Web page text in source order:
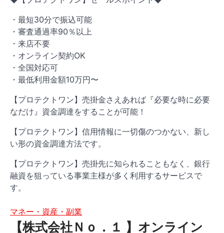
・最短30分で振込可能
・審査通過率90％以上
・来店不要
・オンライン契約OK
・全国対応可
・最低利用金額10万円〜
【プロテクトワン】売掛金さえあれば『必要な時に必要
なだけ』資金調達をすることが可能！
【プロテクトワン】信用情報に一切傷のつかない、新し
い形の資金調達方法です。
【プロテクトワン】売掛先に知られることもなく、銀行
融資を狙っている事業主様が多く利用するサービスで
す。
マネー・資産・副業
【株式会社Ｎｏ．１ 】オンライン